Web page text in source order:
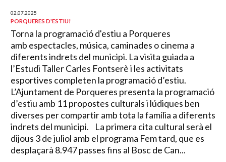
02.07.2025
PORQUERES D'ESTIU!
Torna la programació d'estiu a Porqueres
amb espectacles, música, caminades o cinema a
diferents indrets del municipi. La visita guiada a
l’Estudi Taller Carles Fontserè i les activitats
esportives completen la programació d’estiu.
L’Ajuntament de Porqueres presenta la programació
d’estiu amb 11 propostes culturals i lúdiques ben
diverses per compartir amb tota la família a diferents
indrets del municipi. La primera cita cultural serà el
dijous 3 de juliol amb el programa Fem tard, que es
desplaçarà 8.947 passes fins al Bosc de Can...